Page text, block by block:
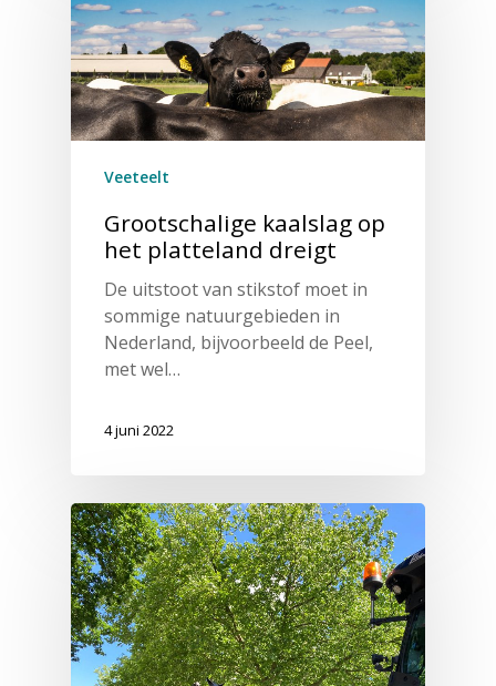
Veeteelt
Grootschalige kaalslag op
het platteland dreigt
De uitstoot van stikstof moet in
sommige natuurgebieden in
Nederland, bijvoorbeeld de Peel,
met wel…
4 juni 2022